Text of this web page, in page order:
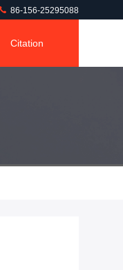
86-156-25295088
Citation